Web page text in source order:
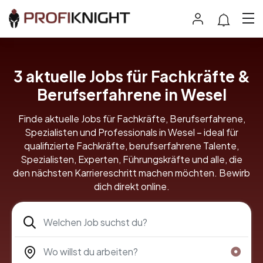
3 aktuelle Jobs für Fachkräfte &
Berufserfahrene in Wesel
Finde aktuelle Jobs für Fachkräfte, Berufserfahrene,
Spezialisten und Professionals in Wesel – ideal für
qualifizierte Fachkräfte, berufserfahrene Talente,
Spezialisten, Experten, Führungskräfte und alle, die
den nächsten Karriereschritt machen möchten. Bewirb
dich direkt online.